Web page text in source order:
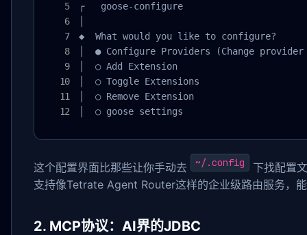
┌   goose-configure
◆  What would you like to configure?
│  ● Configure Providers (Change
│  ○ Add Extension
│  ○ Toggle Extensions
│  ○ Remove Extension
│  ○ goose settings
这个配置界面比那些让你手动去 ~/.config
下找配置
支持像Tetrate Agent Router这样的企业级路由服务，
2. MCP协议：AI界的JDBC